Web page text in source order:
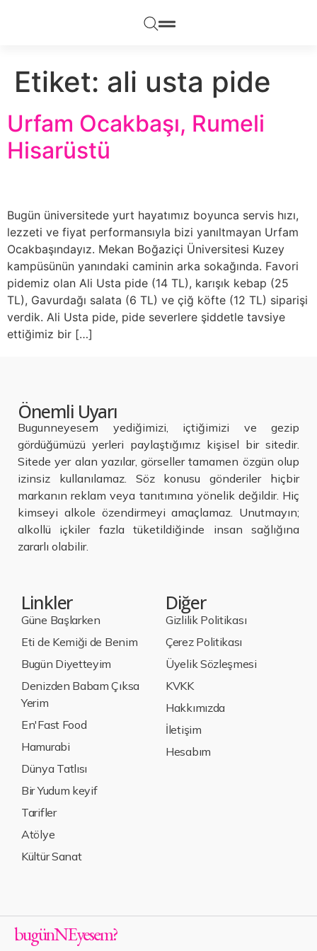
Etiket: ali usta pide
Urfam Ocakbaşı, Rumeli
Hisarüstü
Bugün üniversitede yurt hayatımız boyunca servis hızı,
lezzeti ve fiyat performansıyla bizi yanıltmayan Urfam
Ocakbaşındayız. Mekan Boğaziçi Üniversitesi Kuzey
kampüsünün yanındaki caminin arka sokağında. Favori
pidemiz olan Ali Usta pide (14 TL), karışık kebap (25
TL), Gavurdağı salata (6 TL) ve çiğ köfte (12 TL) siparişi
verdik. Ali Usta pide, pide severlere şiddetle tavsiye
ettiğimiz bir […]
Önemli Uyarı
Bugunneyesem yediğimizi, içtiğimizi ve gezip
gördüğümüzü yerleri paylaştığımız kişisel bir sitedir.
Sitede yer alan yazılar, görseller tamamen özgün olup
izinsiz kullanılamaz. Söz konusu gönderiler hiçbir
markanın reklam veya tanıtımına yönelik değildir. Hiç
kimseyi alkole özendirmeyi amaçlamaz. Unutmayın;
alkollü içkiler fazla tüketildiğinde insan sağlığına
zararlı olabilir.
Linkler
Güne Başlarken
Eti de Kemiği de Benim
Bugün Diyetteyim
Denizden Babam Çıksa
Yerim
En'Fast Food
Hamurabi
Dünya Tatlısı
Bir Yudum keyif
Tarifler
Atölye
Kültür Sanat
Diğer
Gizlilik Politikası
Çerez Politikası
Üyelik Sözleşmesi
KVKK
Hakkımızda
İletişim
Hesabım
bugünNEyesem?